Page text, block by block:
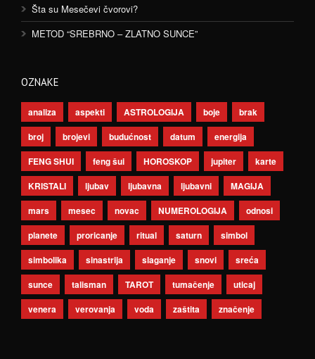
Šta su Mesečevi čvorovi?
METOD “SREBRNO – ZLATNO SUNCE”
OZNAKE
analiza aspekti ASTROLOGIJA boje
brak
broj
brojevi budućnost datum
energija
FENG SHUI
feng šui HOROSKOP jupiter
karte
KRISTALI
ljubav ljubavna ljubavni
MAGIJA
mars
mesec novac NUMEROLOGIJA
odnosi
planete
proricanje ritual saturn
simbol
simbolika
sinastrija slaganje snovi
sreća
sunce
talisman TAROT tumačenje
uticaj
venera
verovanja voda zaštita značenje